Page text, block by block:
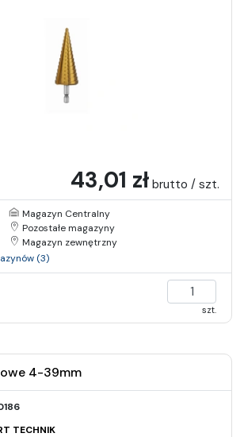
43,01 zł brutto / szt.
Magazyn Centralny
Pozostałe magazyny
Magazyn zewnętrzny
(3)
szt.
4-39mm
TECHNIK